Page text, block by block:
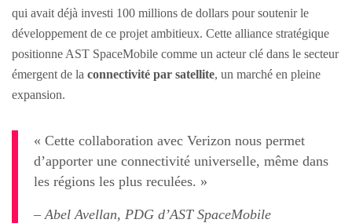
qui avait déjà investi 100 millions de dollars pour soutenir le
développement de ce projet ambitieux. Cette alliance stratégique
positionne AST SpaceMobile comme un acteur clé dans le secteur
émergent de la connectivité par satellite, un marché en pleine
expansion.
« Cette collaboration avec Verizon nous permet
d’apporter une connectivité universelle, même dans
les régions les plus reculées. »
– Abel Avellan, PDG d’AST SpaceMobile